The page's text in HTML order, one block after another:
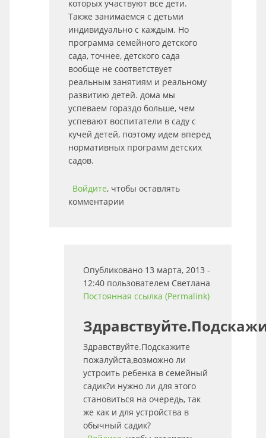
которых участвуют все дети.
Также занимаемся с детьми
индивидуально с каждым. Но
программа семейного детского
сада, точнее, детского сада
вообще не соответствует
реальным занятиям и реальному
развитию детей. дома мы
успеваем гораздо больше, чем
успевают воспитатели в саду с
кучей детей, поэтому идем вперед
нормативных программ детских
садов.
Войдите, чтобы оставлять
комментарии
Опубликовано 13 марта, 2013 -
12:40 пользователем Светлана
Постоянная ссылка (Permalink)
Здравствуйте.Подскажите
пожалуйста,возможно ли
устроить ребенка в семейный
садик?и нужно ли для этого
становиться на очередь, так
же как и для устройства в
обычный садик?